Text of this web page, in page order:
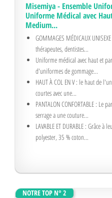
Misemiya - Ensemble
Uniforme Médical avec
Medium...
GOMMAGES MÉDICAUX
thérapeutes, dentistes...
Uniforme médical avec haut et
d'uniformes de gommage...
HAUT À COL EN V : le haut de
courtes avec une...
PANTALON CONFORTABLE : Le
serrage a une couture...
LAVABLE ET DURABLE : Grâce
polyester, 35 % coton...
NOTRE TOP N° 2